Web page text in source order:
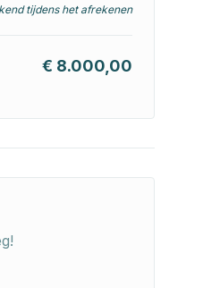
tijdens het afrekenen
€ 8.000,00